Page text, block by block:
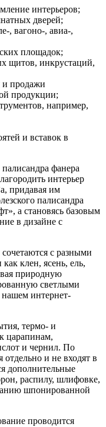
интерьеров;
дверей;
, вагоно-, авиа-,
площадок;
щитов, инкрустаций,
и продажи
продукции;
например,
и вставок в
фанера
интерьер
придавая им
палисандра
а становясь базовым
в дизайне с
с разными
клен, ясень, ель,
природную
светлыми
нашем интернет-
термо- и
царапинам,
и чернил. По
отдельно и не входят в
дополнительные
распилу, шлифовке,
шпонированной
проводится